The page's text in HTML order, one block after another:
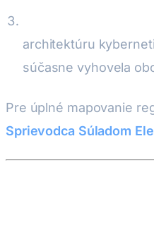
architektúru
súčasne vyhovela
Pre úplné mapovanie
Sprievodca Súladom